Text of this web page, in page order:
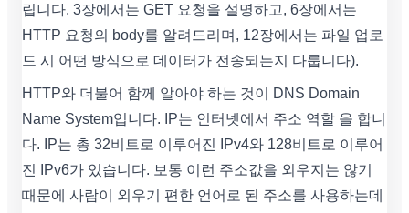
립니다. 3장에서는 GET 요청을 설명하고, 6장에서는
HTTP 요청의 body를 알려드리며, 12장에서는 파일 업로
드 시 어떤 방식으로 데이터가 전송되는지 다룹니다).
HTTP와 더불어 함께 알아야 하는 것이 DNS Domain
Name System입니다. IP는 인터넷에서 주소 역할 을 합니
다. IP는 총 32비트로 이루어진 IPv4와 128비트로 이루어
진 IPv6가 있습니다. 보통 이런 주소값을 외우지는 않기
때문에 사람이 외우기 편한 언어로 된 주소를 사용하는데